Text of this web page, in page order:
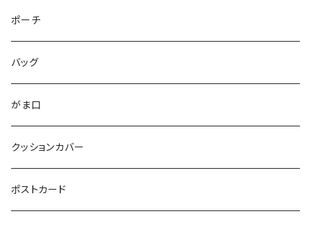
ポーチ
バッグ
がま口
クッションカバー
ポストカード